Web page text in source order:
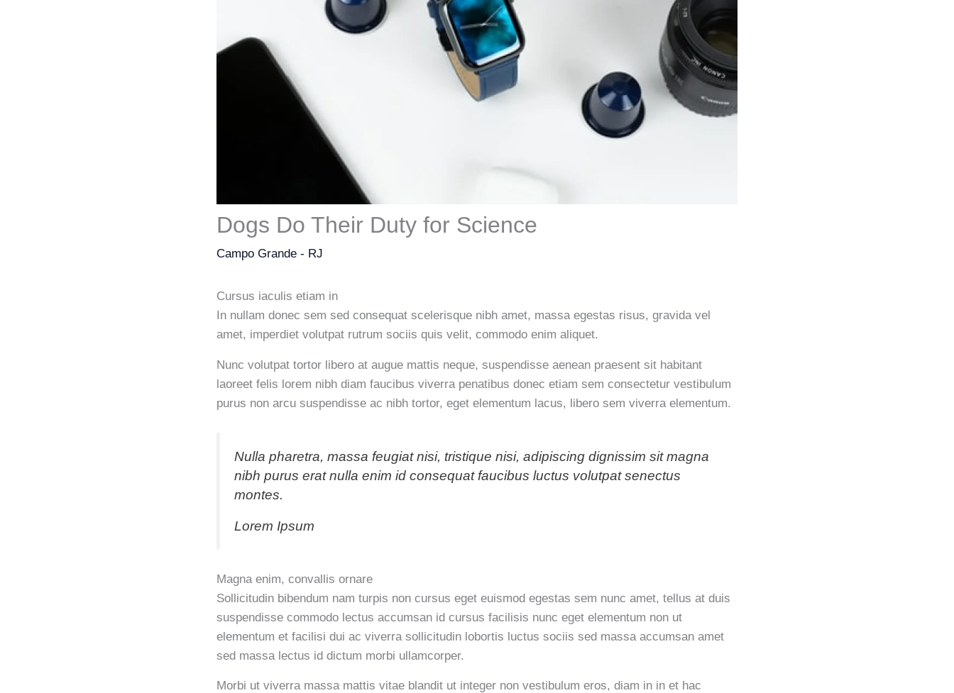
Dogs Do Their Duty for Science
Campo Grande - RJ
Cursus iaculis etiam in
In nullam donec sem sed consequat scelerisque nibh amet, massa egestas risus, gravida vel
amet, imperdiet volutpat rutrum sociis quis velit, commodo enim aliquet.
Nunc volutpat tortor libero at augue mattis neque, suspendisse aenean praesent sit habitant
laoreet felis lorem nibh diam faucibus viverra penatibus donec etiam sem consectetur vestibulum
purus non arcu suspendisse ac nibh tortor, eget elementum lacus, libero sem viverra elementum.
Nulla pharetra, massa feugiat nisi, tristique nisi, adipiscing dignissim sit magna
nibh purus erat nulla enim id consequat faucibus luctus volutpat senectus
montes.
Lorem Ipsum
Magna enim, convallis ornare
Sollicitudin bibendum nam turpis non cursus eget euismod egestas sem nunc amet, tellus at duis
suspendisse commodo lectus accumsan id cursus facilisis nunc eget elementum non ut
elementum et facilisi dui ac viverra sollicitudin lobortis luctus sociis sed massa accumsan amet
sed massa lectus id dictum morbi ullamcorper.
Morbi ut viverra massa mattis vitae blandit ut integer non vestibulum eros, diam in in et hac